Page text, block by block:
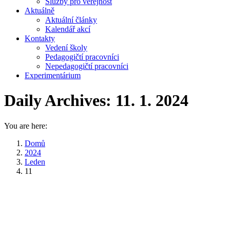
Aktuálně
Aktuální články
Kalendář akcí
Kontakty
Vedení školy
Pedagogičtí pracovníci
Nepedagogičtí pracovníci
Experimentárium
Daily Archives: 11. 1. 2024
You are here:
Domů
2024
Leden
11